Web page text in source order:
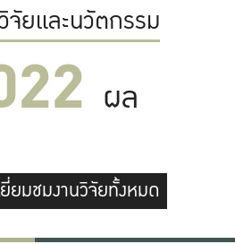
จัยและนวัตกรรม
ผล
ยี่ยมชมงานวิจัยทั้งหมด